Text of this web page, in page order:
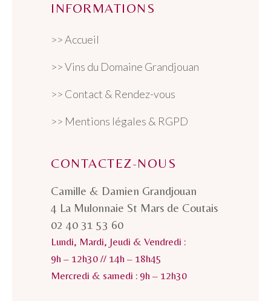
INFORMATIONS
>> Accueil
>> Vins du Domaine Grandjouan
>> Contact & Rendez-vous
>> Mentions légales & RGPD
CONTACTEZ-NOUS
Camille & Damien Grandjouan
4 La Mulonnaie St Mars de Coutais
02 40 31 53 60
Lundi, Mardi, Jeudi & Vendredi :
9h – 12h30 // 14h – 18h45
Mercredi & samedi : 9h – 12h30